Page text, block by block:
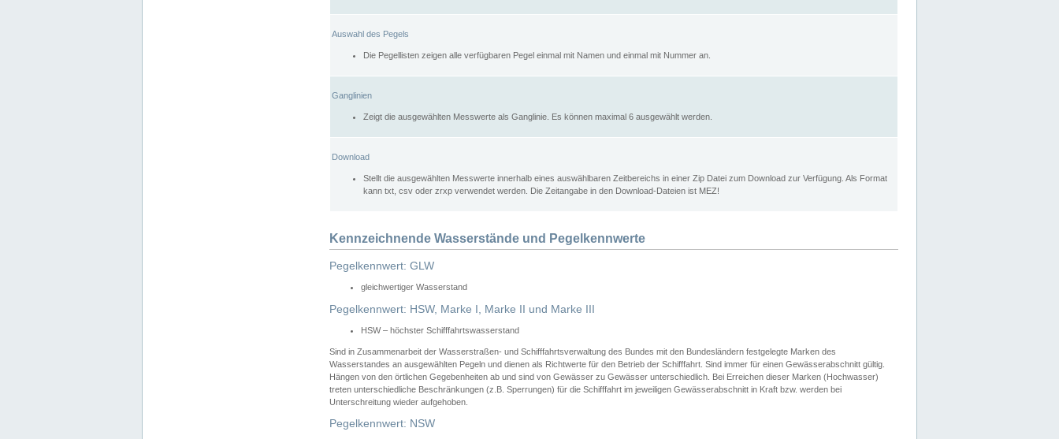
Auswahl des Pegels
Die Pegellisten zeigen alle verfügbaren Pegel einmal mit Namen und einmal mit Nummer an.
Ganglinien
Zeigt die ausgewählten Messwerte als Ganglinie. Es können maximal 6 ausgewählt werden.
Download
Stellt die ausgewählten Messwerte innerhalb eines auswählbaren Zeitbereichs in einer Zip Datei zum Download zur Verfügung. Als Format
kann txt, csv oder zrxp verwendet werden. Die Zeitangabe in den Download-Dateien ist MEZ!
Kennzeichnende Wasserstände und Pegelkennwerte
Pegelkennwert: GLW
gleichwertiger Wasserstand
Pegelkennwert: HSW, Marke I, Marke II und Marke III
HSW – höchster Schifffahrtswasserstand
Sind in Zusammenarbeit der Wasserstraßen- und Schifffahrtsverwaltung des Bundes mit den Bundesländern festgelegte Marken des
Wasserstandes an ausgewählten Pegeln und dienen als Richtwerte für den Betrieb der Schifffahrt. Sind immer für einen Gewässerabschnitt gültig.
Hängen von den örtlichen Gegebenheiten ab und sind von Gewässer zu Gewässer unterschiedlich. Bei Erreichen dieser Marken (Hochwasser)
treten unterschiedliche Beschränkungen (z.B. Sperrungen) für die Schifffahrt im jeweiligen Gewässerabschnitt in Kraft bzw. werden bei
Unterschreitung wieder aufgehoben.
Pegelkennwert: NSW